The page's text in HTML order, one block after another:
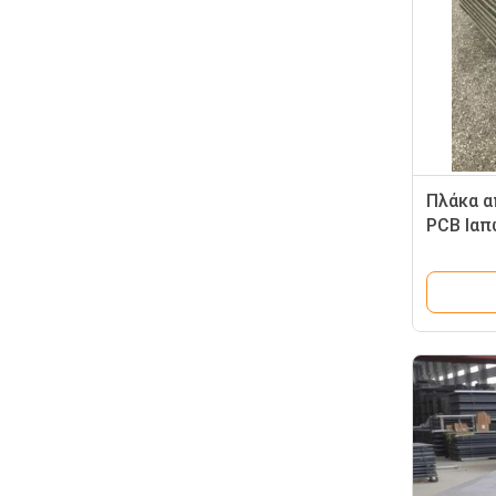
Πλάκα
PCB
για